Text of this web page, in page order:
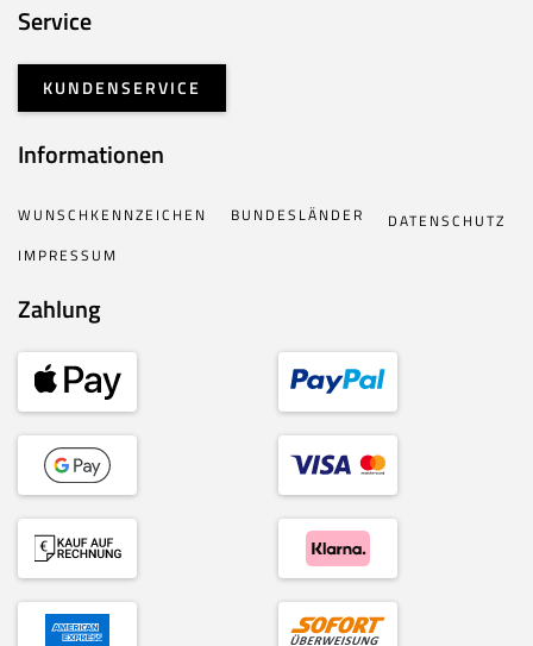
Service
KUNDENSERVICE
Informationen
WUNSCHKENNZEICHEN BUNDESLÄNDER
DATENSCHUTZ
IMPRESSUM
Zahlung